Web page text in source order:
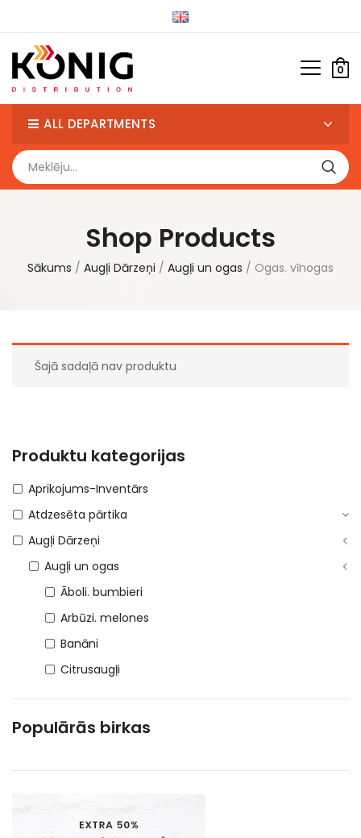
0
ALL DEPARTMENTS
Shop Products
Sākums Augļi Dārzeņi Augļi un ogas Ogas. vīnogas
Šajā sadaļā nav produktu
Produktu kategorijas
Aprikojums-Inventārs
Atdzesēta pārtika
Augļi Dārzeņi
Augļi un ogas
Āboli. bumbieri
Arbūzi. melones
Banāni
Citrusaugļi
Eksotiskie augļi
Kauleņi
Dārzeņi, sēnes, garšaugi, salāti
Bezalkoholiskie dzērieni
Populārās birkas